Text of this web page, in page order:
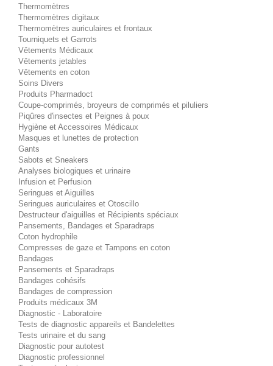
Thermomètres
Thermomètres digitaux
Thermomètres auriculaires et frontaux
Tourniquets et Garrots
Vêtements Médicaux
Vêtements jetables
Vêtements en coton
Soins Divers
Produits Pharmadoct
Coupe-comprimés, broyeurs de comprimés et piluliers
Piqûres d'insectes et Peignes à poux
Hygiène et Accessoires Médicaux
Masques et lunettes de protection
Gants
Sabots et Sneakers
Analyses biologiques et urinaire
Infusion et Perfusion
Seringues et Aiguilles
Seringues auriculaires et Otoscillo
Destructeur d'aiguilles et Récipients spéciaux
Pansements, Bandages et Sparadraps
Coton hydrophile
Compresses de gaze et Tampons en coton
Bandages
Pansements et Sparadraps
Bandages cohésifs
Bandages de compression
Produits médicaux 3M
Diagnostic - Laboratoire
Tests de diagnostic appareils et Bandelettes
Tests urinaire et du sang
Diagnostic pour autotest
Diagnostic professionnel